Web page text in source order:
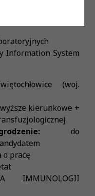
Information System
(woj.
kierunkowe +
do
o pracę
IMMUNOLOGII